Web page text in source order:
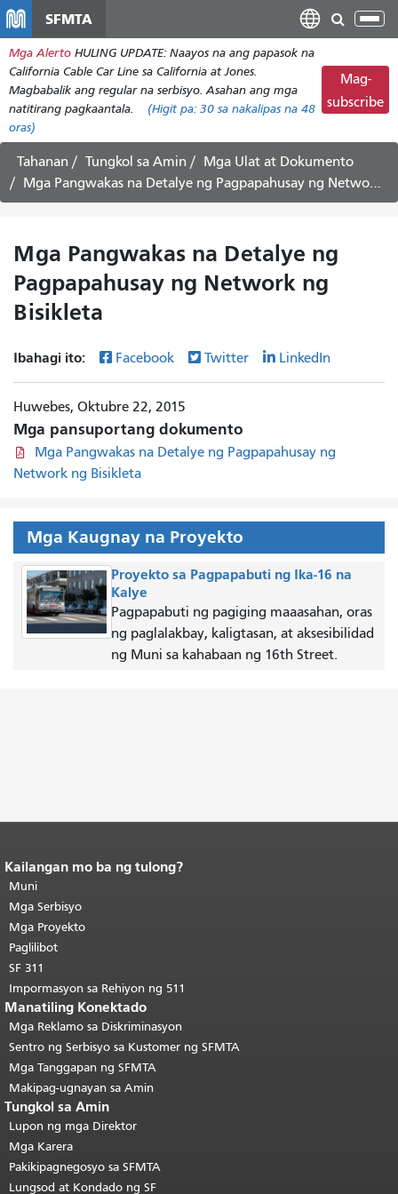
pangunahing
nilalaman
SFMTA
I-
ang
Mga Alerto HULING UPDATE: Naayos na ang papasok na
California Cable Car Line sa California at Jones.
Magbabalik ang regular na serbisyo. Asahan ang mga
natitirang pagkaantala.
(Higit pa: 30 sa nakalipas na 48
oras)
Mag-
subscribe
Tahanan Tungkol sa Amin
Mga Ulat at Dokumento
Mga Pangwakas na Detalye ng Pagpapahusay ng Network ng Bisikleta
Mga Pangwakas na Detalye ng
Pagpapahusay ng Network ng
Bisikleta
Ibahagi ito: Facebook Twitter LinkedIn
Huwebes, Oktubre 22, 2015
Mga pansuportang dokumento
Mga Pangwakas na Detalye ng Pagpapahusay ng
Network ng Bisikleta
Mga Kaugnay na Proyekto
Proyekto sa Pagpapabuti ng Ika-16 na
Kalye
Pagpapabuti ng pagiging maaasahan, oras
ng paglalakbay, kaligtasan, at aksesibilidad
ng Muni sa kahabaan ng 16th Street.
Katapusan ng nilalaman ng
pahina.
pahinang ito ay nauulit sa bawat
pahina.Bumalik sa itaas ng
pangunahing nilalaman
Kailangan mo ba ng tulong?
Muni
Mga Serbisyo
Mga Proyekto
Paglilibot
SF 311
Impormasyon sa Rehiyon ng 511
Manatiling Konektado
Mga Reklamo sa Diskriminasyon
Sentro ng Serbisyo sa Kustomer ng SFMTA
Mga Tanggapan ng SFMTA
Makipag-ugnayan sa Amin
Tungkol sa Amin
Lupon ng mga Direktor
Mga Karera
Pakikipagnegosyo sa SFMTA
Lungsod at Kondado ng SF